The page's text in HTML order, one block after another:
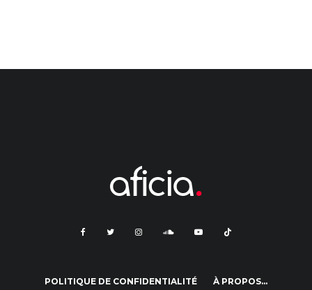
POLITIQUE DE CONFIDENTIALITÉ À PROPOS…